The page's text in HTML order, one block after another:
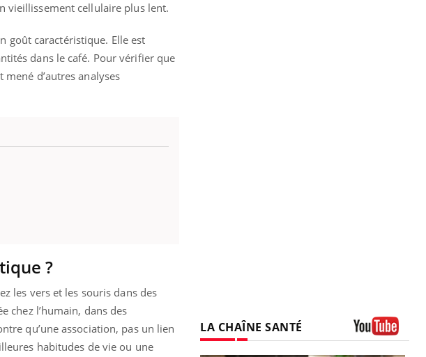
vieillissement cellulaire plus lent.
goût caractéristique. Elle est
dans le café. Pour vérifier que
d’autres analyses
?
les vers et les souris dans des
chez l’humain, dans des
qu’une association, pas un lien
habitudes de vie ou une
LA CHAÎNE SANTÉ